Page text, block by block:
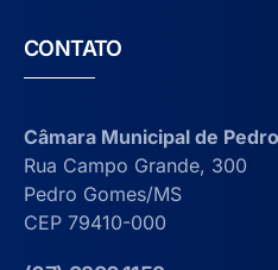
CONTATO
Câmara Municipal de
Rua Campo Grande, 300
Pedro Gomes/MS
CEP 79410-000